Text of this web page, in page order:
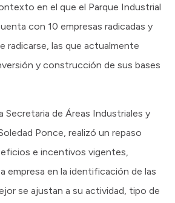
en el que el Parque Industrial
con 10 empresas radicadas y
radicarse, las que actualmente
y construcción de sus bases
Secretaria de Áreas Industriales y
Ponce, realizó un repaso
e incentivos vigentes,
empresa en la identificación de las
se ajustan a su actividad, tipo de